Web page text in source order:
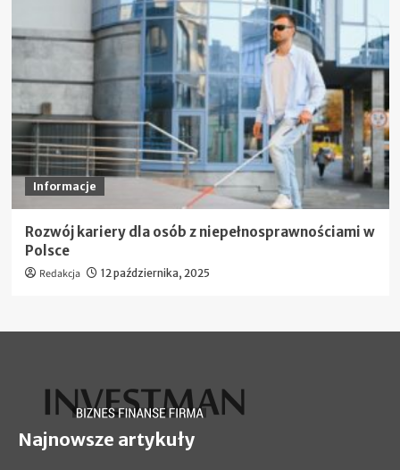
Informacje
Rozwój kariery dla osób z niepełnosprawnościami w
Polsce
Redakcja 12 października, 2025
Najnowsze artykuły